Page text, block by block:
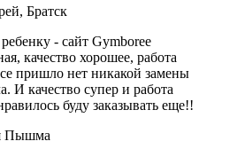
Братск
- сайт Gymboree
качество хорошее, работа
пришло нет никакой замены
И качество супер и работа
буду заказывать еще!!
Пышма